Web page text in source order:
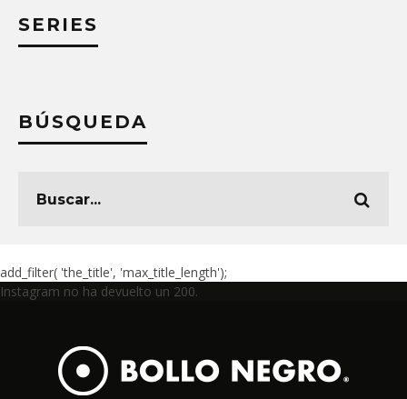
SERIES
BÚSQUEDA
add_filter( 'the_title', 'max_title_length');
Instagram no ha devuelto un 200.